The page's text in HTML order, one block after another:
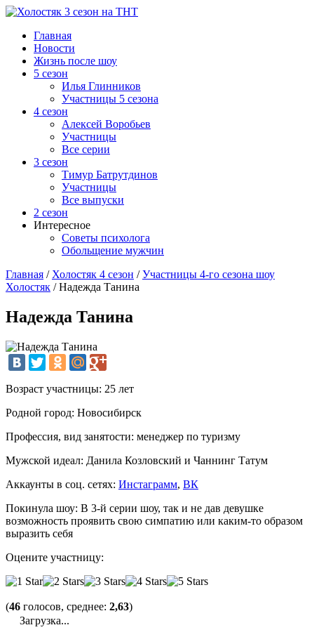
Главная
Новости
Жизнь после шоу
5 сезон
Илья Глинников
Участницы 5 сезона
4 сезон
Алексей Воробьев
Участницы
Все серии
3 сезон
Тимур Батрутдинов
Участницы
Все выпуски
2 сезон
Интересное
Советы психолога
Обольщение мужчин
Главная / Холостяк 4 сезон /Участницы 4-го сезона шоу
Холостяк /Надежда Танина
Надежда Танина
Возраст участницы: 25 лет
Родной город: Новосибирск
Профессия, вид занятости: менеджер по туризму
Мужской идеал: Данила Козловский и Чаннинг Татум
Аккаунты в соц. сетях: Инстаграмм, ВК
Покинула шоу: В 3-й серии шоу, так и не дав девушке
возможность проявить свою симпатию или каким-то образом
выразить себя
Оцените участницу:
(46 голосов, среднее: 2,63)
Загрузка...